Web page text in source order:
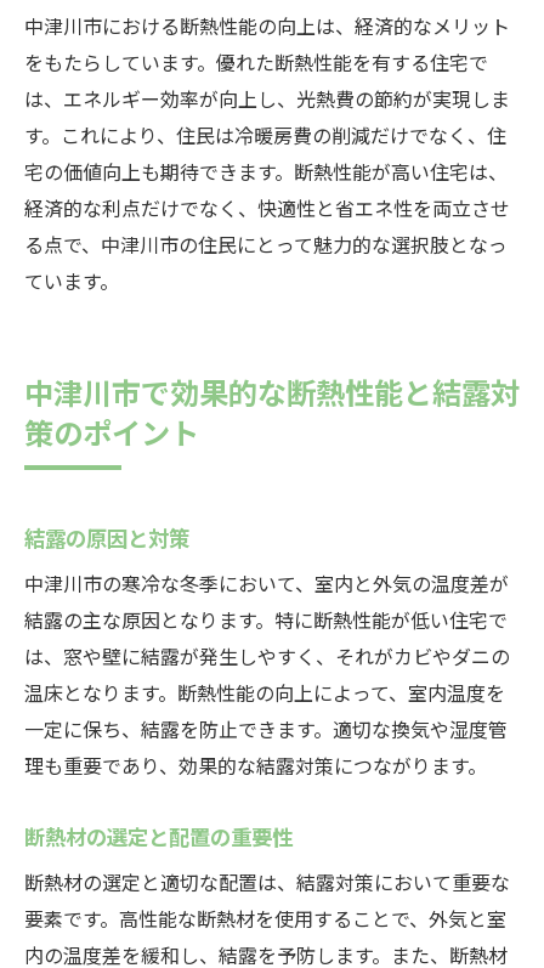
中津川市における断熱性能の向上は、経済的なメリット
をもたらしています。優れた断熱性能を有する住宅で
は、エネルギー効率が向上し、光熱費の節約が実現しま
す。これにより、住民は冷暖房費の削減だけでなく、住
宅の価値向上も期待できます。断熱性能が高い住宅は、
経済的な利点だけでなく、快適性と省エネ性を両立させ
る点で、中津川市の住民にとって魅力的な選択肢となっ
ています。
中津川市で効果的な断熱性能と結露対
策のポイント
結露の原因と対策
中津川市の寒冷な冬季において、室内と外気の温度差が
結露の主な原因となります。特に断熱性能が低い住宅で
は、窓や壁に結露が発生しやすく、それがカビやダニの
温床となります。断熱性能の向上によって、室内温度を
一定に保ち、結露を防止できます。適切な換気や湿度管
理も重要であり、効果的な結露対策につながります。
断熱材の選定と配置の重要性
断熱材の選定と適切な配置は、結露対策において重要な
要素です。高性能な断熱材を使用することで、外気と室
内の温度差を緩和し、結露を予防します。また、断熱材